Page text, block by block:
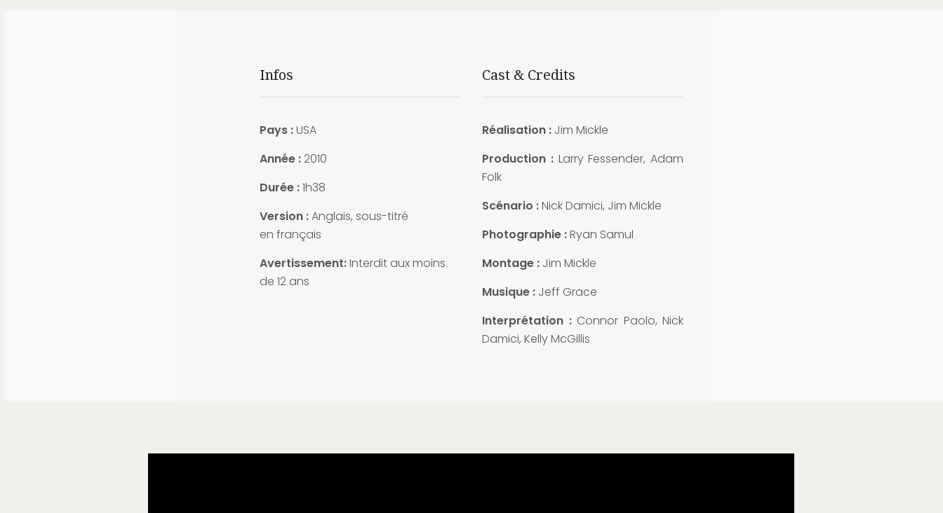
Infos
Pays :USA
Année : 2010
Durée :1h38
Version :Anglais, sous-titré
en français
Avertissement:Interdit aux moins
de 12 ans
Cast & Credits
Réalisation : Jim Mickle
Production : Larry Fessender, Adam
Folk
Scénario :Nick Damici, Jim Mickle
Photographie :Ryan Samul
Montage : Jim Mickle
Musique : Jeff Grace
Interprétation : Connor Paolo, Nick
Damici, Kelly McGillis